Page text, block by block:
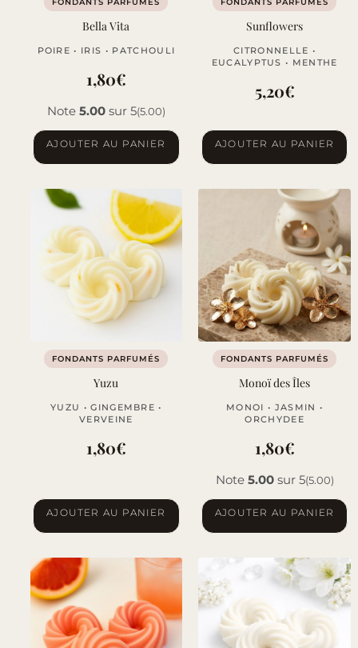
Bella Vita
POIRE • IRIS • PATCHOULI
1,80€
Note 5.00sur 5(5.00)
AJOUTER AU PANIER
Sunflowers
CITRONNELLE •
EUCALYPTUS • MENTHE
5,20€
AJOUTER AU PANIER
FONDANTS PARFUMÉS
Yuzu
YUZU • GINGEMBRE •
VERVEINE
1,80€
AJOUTER AU PANIER
FONDANTS PARFUMÉS
Monoï des Îles
MONOI • JASMIN •
ORCHYDEE
1,80€
Note 5.00sur 5(5.00)
AJOUTER AU PANIER